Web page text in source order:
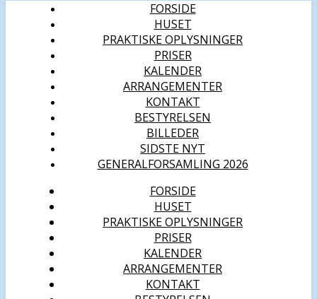
FORSIDE
HUSET
PRAKTISKE OPLYSNINGER
PRISER
KALENDER
ARRANGEMENTER
KONTAKT
BESTYRELSEN
BILLEDER
SIDSTE NYT
GENERALFORSAMLING 2026
FORSIDE
HUSET
PRAKTISKE OPLYSNINGER
PRISER
KALENDER
ARRANGEMENTER
KONTAKT